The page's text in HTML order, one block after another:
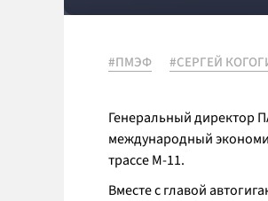
#ПМЭФ #СЕРГЕЙ
Генеральный директор
международный
трассе М-11.
Вместе с главой